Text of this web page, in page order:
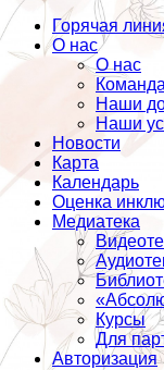
Горячая
О нас
О нас
Наши
Наши
Новости
Карта
Календарь
Оценка
Медиатека
Курсы
Для
Авторизация